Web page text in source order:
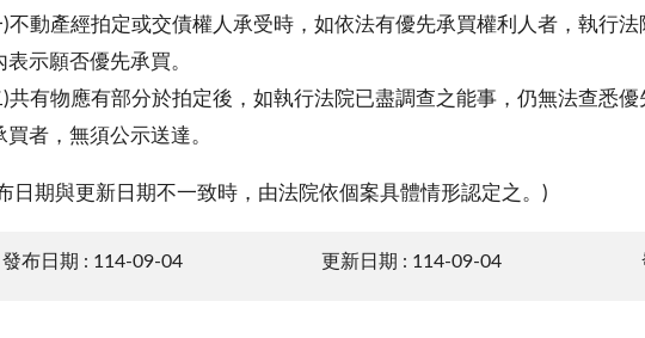
)不動產經拍定或交債權人承受時，如依法有優先承買權利人者，執行
表示願否優先承買。
)共有物應有部分於拍定後，如執行法院已盡調查之能事，仍無法查悉
買者，無須公示送達。
日期與更新日期不一致時，由法院依個案具體情形認定之。)
發布日期 : 114-09-04 更新日期 : 114-09-04